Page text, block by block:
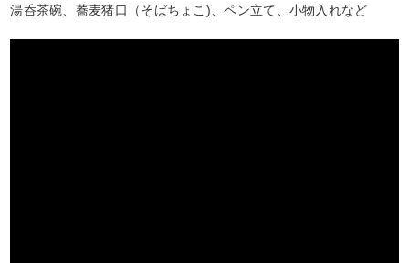
湯呑茶碗、蕎麦猪口（そばちょこ)、ペン立て、小物入れなど